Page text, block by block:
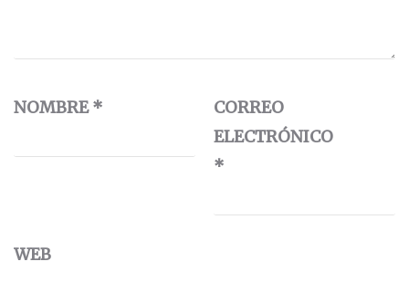
NOMBRE*
CORREO
ELECTRÓNICO
*
WEB